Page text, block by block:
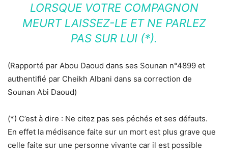
LORSQUE VOTRE COMPAGNON
MEURT LAISSEZ-LE ET NE PARLEZ
PAS SUR LUI (*).
(Rapporté par Abou Daoud dans ses Sounan n°4899 et
authentifié par Cheikh Albani dans sa correction de
Sounan Abi Daoud)
(*) C’est à dire : Ne citez pas ses péchés et ses défauts.
En effet la médisance faite sur un mort est plus grave que
celle faite sur une personne vivante car il est possible